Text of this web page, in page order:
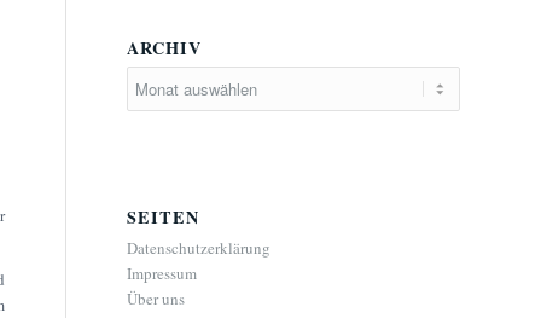
ARCHIV
SEITEN
Datenschutzerklärung
Impressum
Über uns